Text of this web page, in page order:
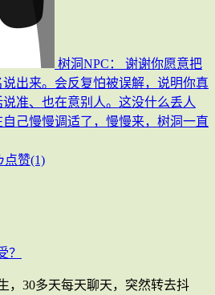
树洞NPC：
谢谢你愿意把
出来。会反复怕被误解，说明你真
准、也在意别人。这没什么丢人
己慢慢调适了，慢慢来，树洞一直
点赞(1)
？
，30多天每天聊天，突然转去抖